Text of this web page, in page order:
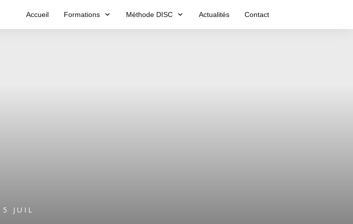
Accueil Formations Méthode DISC Actualités Contact
JUIL